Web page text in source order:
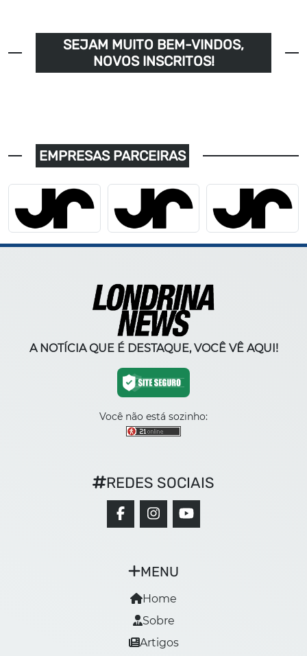
SEJAM MUITO BEM-VINDOS,
NOVOS INSCRITOS!
EMPRESAS PARCEIRAS
A NOTÍCIA QUE É DESTAQUE, VOCÊ VÊ AQUI!
Você não está sozinho:
MENU
Home
Sobre
Artigos
REDES SOCIAIS